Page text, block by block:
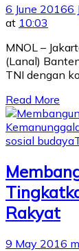
6 June 20166
at 10:03
MNOL –
(Lanal)
TNI dengan
Read More
sosial budaya
Rakyat
9 May 2016